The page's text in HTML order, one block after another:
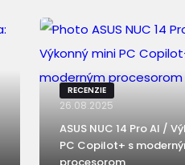
RECENZIE
26.08.2025
ASUS NUC 14 Pro AI /
PC Copilot+ s